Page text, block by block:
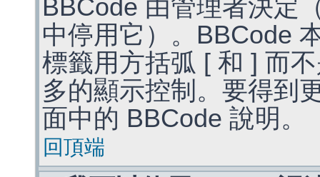
BBCode 由管理者決定
中停用它）。BBCode
標籤用方括弧 [ 和 ] 而
多的顯示控制。要得到
面中的 BBCode 說明。
回頂端